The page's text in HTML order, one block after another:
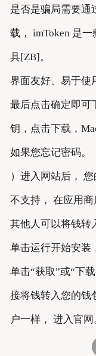
是否是骗局需要通
载， imToken 是
具[ZB]。
界面友好、易于使
最后点击确定即可
钥，点击下载，
如果您忘记密码。
）进入网站后，
不支持， 在应用商
其他人可以将钱转
单击运行开始安装
单击“获取”或“下
接将钱转入您的钱
户一样， 进入官网